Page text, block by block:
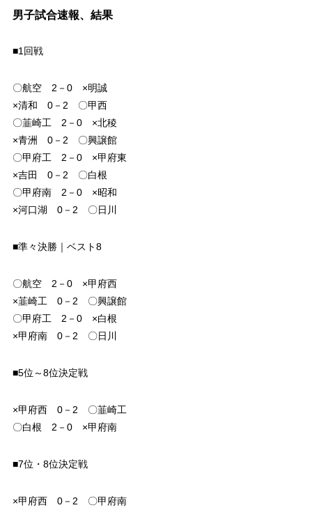
男子試合速報、結果
■1回戦
〇航空 2－0 ×明誠
×清和 0－2 〇甲西
〇韮崎工 2－0 ×北稜
×青洲 0－2 〇興譲館
〇甲府工 2－0 ×甲府東
×吉田 0－2 〇白根
〇甲府南 2－0 ×昭和
×河口湖 0－2 〇日川
■準々決勝｜ベスト8
〇航空 2－0 ×甲府西
×韮崎工 0－2 〇興譲館
〇甲府工 2－0 ×白根
×甲府南 0－2 〇日川
■5位～8位決定戦
×甲府西 0－2 〇韮崎工
〇白根 2－0 ×甲府南
■7位・8位決定戦
×甲府西 0－2 〇甲府南